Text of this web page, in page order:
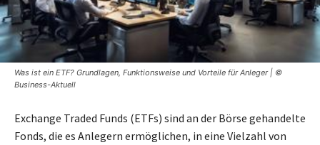
Was ist ein ETF? Grundlagen, Funktionsweise und Vorteile für Anleger | ©
Business-Aktuell
Exchange Traded Funds (ETFs) sind an der Börse gehandelte
Fonds, die es Anlegern ermöglichen, in eine Vielzahl von